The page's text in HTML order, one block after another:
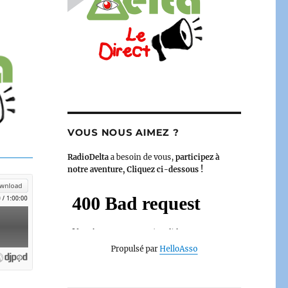
VOUS NOUS AIMEZ ?
RadioDeltaa besoin de vous,participez à
notre aventure, Cliquez ci-dessous !
Propulsé parHelloAsso